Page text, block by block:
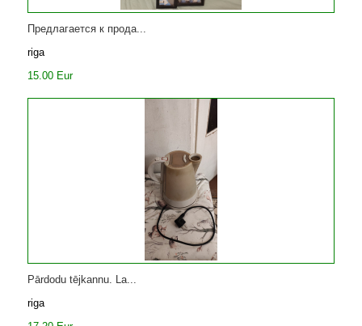
Предлагается к прода...
riga
15.00 Eur
Pārdodu tējkannu. La...
riga